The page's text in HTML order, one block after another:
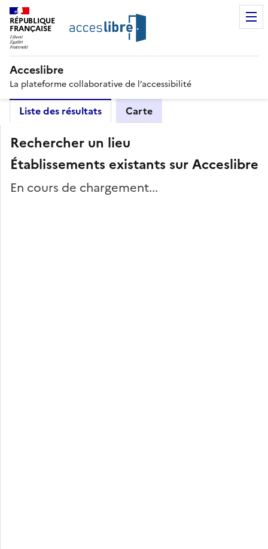
RÉPUBLIQUE
FRANÇAISE
Acceslibre
La plateforme collaborative de l’accessibilité
Liste des résultats Carte
Rechercher un lieu
Établissements existants sur Acceslibre
En cours de chargement...